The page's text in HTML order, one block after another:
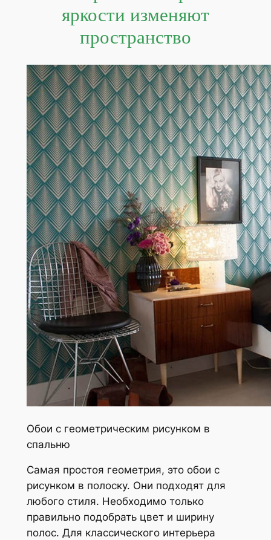
яркости изменяют
пространство
Обои с геометрическим рисунком в
спальню
Самая простоя геометрия, это обои с
рисунком в полоску. Они подходят для
любого стиля. Необходимо только
правильно подобрать цвет и ширину
полос. Для классического интерьера